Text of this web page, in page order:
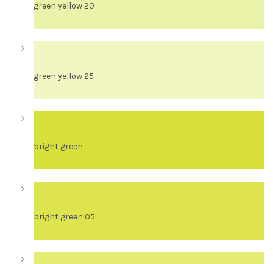
green yellow 20
green yellow 25
bright green
bright green 05